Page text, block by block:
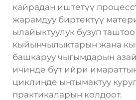
кайрадан иштетүү
жарамдуу биртектүү
ылайыктуулук бузуп таштоо
кыйынчылыктарын жана
башкаруу чыгымдарын
ичинде бүт ийри
циклинде ынтымактуу
практикаларын колдоот.